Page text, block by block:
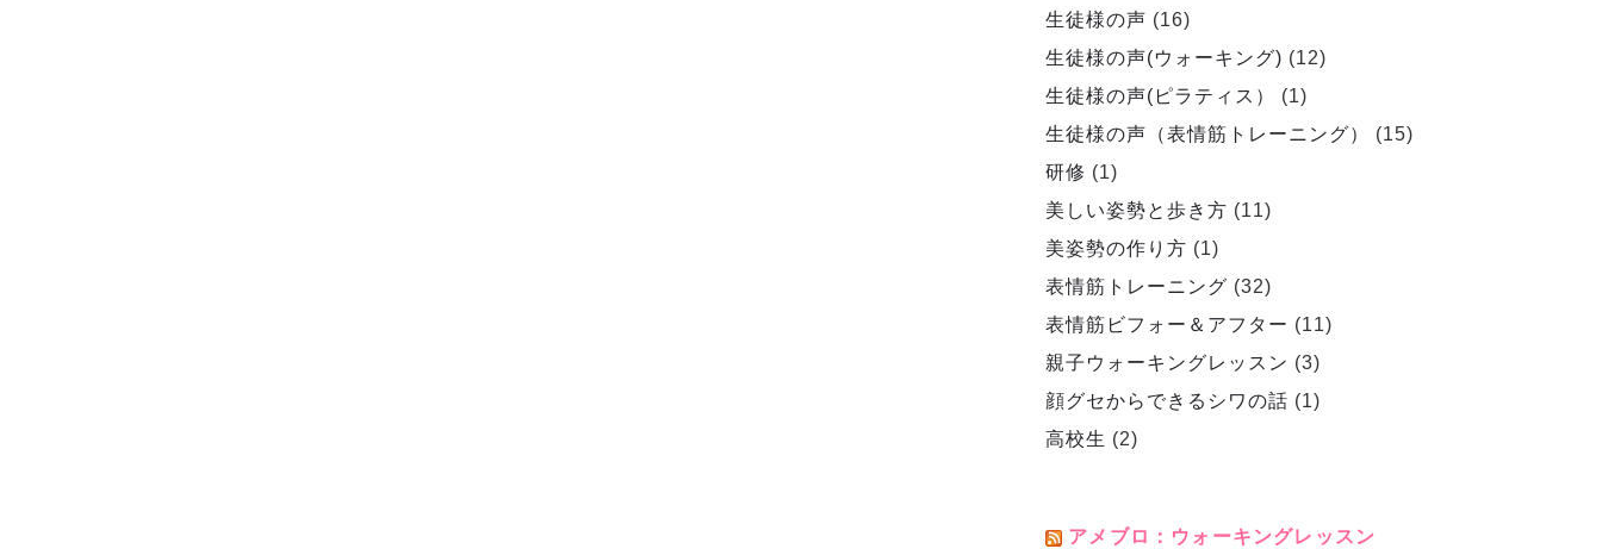
生徒様の声 (16)
生徒様の声(ウォーキング) (12)
生徒様の声(ピラティス）
(1)
生徒様の声（表情筋トレーニング）
(15)
研修 (1)
美しい姿勢と歩き方 (11)
美姿勢の作り方 (1)
表情筋トレーニング (32)
表情筋ビフォー＆アフター (11)
親子ウォーキングレッスン (3)
顔グセからできるシワの話 (1)
高校生 (2)
アメブロ：ウォーキングレッスン